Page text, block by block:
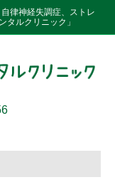
律神経失調症、ストレ
タルクリニック」